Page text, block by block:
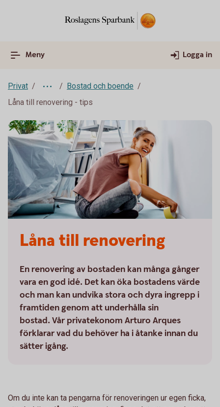
Meny Logga in
Privat
Bostad och boende
Låna till renovering - tips
Låna till renovering
En renovering av bostaden kan många gånger
vara en god idé. Det kan öka bostadens värde
och man kan undvika stora och dyra ingrepp i
framtiden genom att underhålla sin
bostad. Vår privatekonom Arturo Arques
förklarar vad du behöver ha i åtanke innan du
sätter igång.
Om du inte kan ta pengarna för renoveringen ur egen ficka,